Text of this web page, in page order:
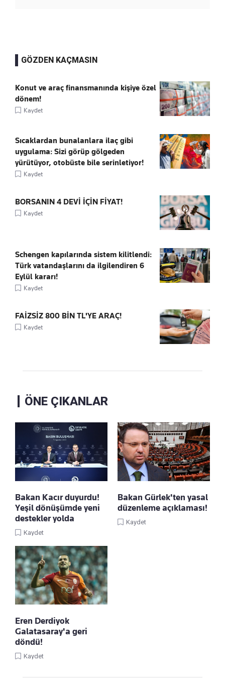
GÖZDEN KAÇMASIN
Konut ve araç finansmanında kişiye özel
dönem!
Kaydet
Sıcaklardan bunalanlara ilaç gibi
uygulama: Sizi görüp gölgeden
yürütüyor, otobüste bile serinletiyor!
Kaydet
BORSANIN 4 DEVİ İÇİN FİYAT!
Kaydet
Schengen kapılarında sistem kilitlendi:
Türk vatandaşlarını da ilgilendiren 6
Eylül kararı!
Kaydet
FAİZSİZ 800 BİN TL'YE ARAÇ!
Kaydet
ÖNE ÇIKANLAR
Bakan Kacır duyurdu!
Yeşil dönüşümde yeni
destekler yolda
Kaydet
Bakan Gürlek'ten yasal
düzenleme açıklaması!
Kaydet
Eren Derdiyok
Galatasaray'a geri
döndü!
Kaydet